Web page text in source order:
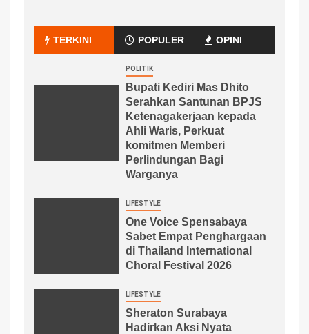
TERKINI POPULER OPINI
POLITIK
Bupati Kediri Mas Dhito
Serahkan Santunan BPJS
Ketenagakerjaan kepada
Ahli Waris, Perkuat
komitmen Memberi
Perlindungan Bagi
Warganya
LIFESTYLE
One Voice Spensabaya
Sabet Empat Penghargaan
di Thailand International
Choral Festival 2026
LIFESTYLE
Sheraton Surabaya
Hadirkan Aksi Nyata